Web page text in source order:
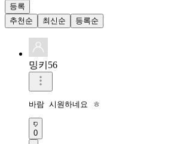
등록
추천순
최신순 등록순
밍키56
바람 시원하네요 ㅎ
0